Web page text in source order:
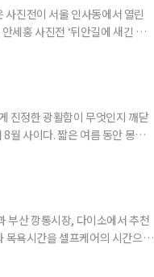
사진전이 서울 인사동에서 열린
세홍 사진전 ‘뒤안길에 새긴 이
낸 증언이 한 사람
진정한 광활함이 무엇인지 깨닫
월 사이다. 짧은 여름 동안 몽골
여행지, 테를지 국립
부산 깡통시장, 다이소에서 추천
목욕시간을 셀프케어의 시간으로